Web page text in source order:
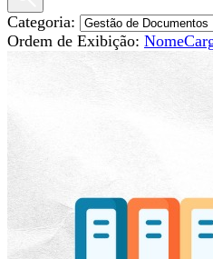
Categoria:
Ordem de Exibição: Nome